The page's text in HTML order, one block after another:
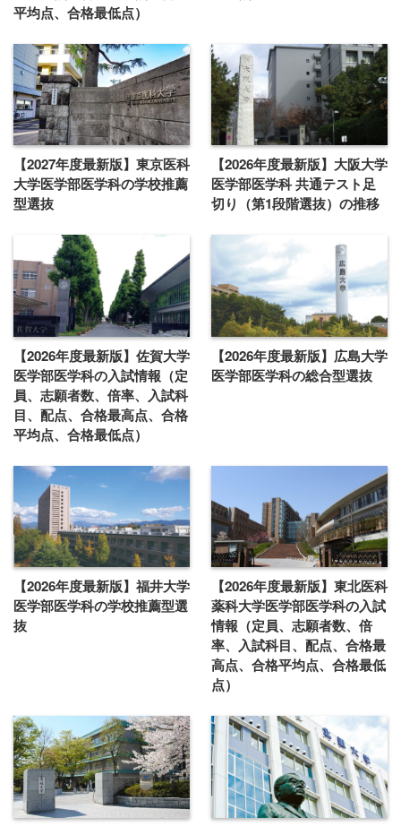
平均点、合格最低点）
【2027年度最新版】東京医科
大学医学部医学科の学校推薦
型選抜
【2026年度最新版】大阪大学
医学部医学科 共通テスト足
切り（第1段階選抜）の推移
【2026年度最新版】佐賀大学
医学部医学科の入試情報（定
員、志願者数、倍率、入試科
目、配点、合格最高点、合格
平均点、合格最低点）
【2026年度最新版】広島大学
医学部医学科の総合型選抜
【2026年度最新版】福井大学
医学部医学科の学校推薦型選
抜
【2026年度最新版】東北医科
薬科大学医学部医学科の入試
情報（定員、志願者数、倍
率、入試科目、配点、合格最
高点、合格平均点、合格最低
点）